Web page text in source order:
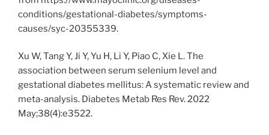
conditions/gestational-diabetes/symptoms-
causes/syc-20355339.
Xu W, Tang Y, Ji Y, Yu H, Li Y, Piao C, Xie L. The
association between serum selenium level and
gestational diabetes mellitus: A systematic review and
meta-analysis. Diabetes Metab Res Rev. 2022
May;38(4):e3522.